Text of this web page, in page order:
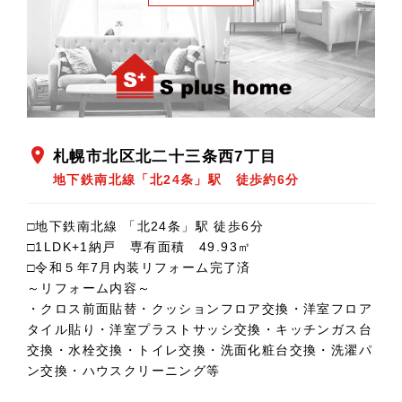
location_on 札幌市北区北二十三条西7丁目
地下鉄南北線「北24条」駅 徒歩約6分
□地下鉄南北線 「北24条」駅 徒歩6分
□1LDK+1納戸 専有面積 49.93㎡
□令和５年7月内装リフォーム完了済
～リフォーム内容～
・クロス前面貼替・クッションフロア交換・洋室フロア
タイル貼り・洋室プラストサッシ交換・キッチンガス台
交換・水栓交換・トイレ交換・洗面化粧台交換・洗濯パ
ン交換・ハウスクリーニング等